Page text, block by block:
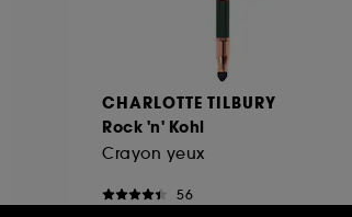
CHARLOTTE TILBURY
Rock 'n' Kohl
Crayon yeux
56